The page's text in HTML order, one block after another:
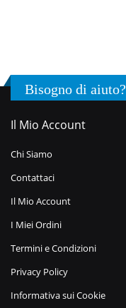
Bisogno di aiuto?
Il Mio Account
Chi Siamo
Contattaci
Il Mio Account
I Miei Ordini
Termini e Condizioni
Privacy Policy
Informativa sui Cookie